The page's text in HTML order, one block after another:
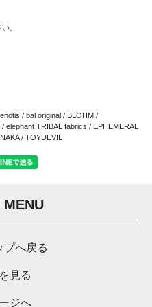
。
/ bal original / BLOHM /
elephant TRIBAL fabrics / EPHEMERAL
/ TOYDEVIL
MENU
プへ戻る
見る
ジへ